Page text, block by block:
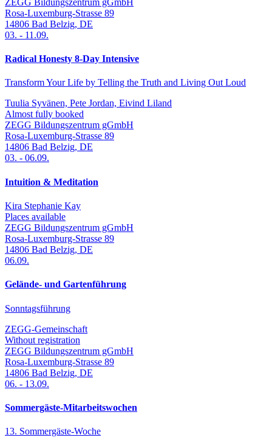
ZEGG Bildungszentrum gGmbH
Rosa-Luxemburg-Strasse 89
14806 Bad Belzig, DE
03. - 11.09.
Radical Honesty 8-Day Intensive
Transform Your Life by Telling the Truth and Living Out Loud
Tuulia Syvänen, Pete Jordan, Eivind Liland
Almost fully booked
ZEGG Bildungszentrum gGmbH
Rosa-Luxemburg-Strasse 89
14806 Bad Belzig, DE
03. - 06.09.
Intuition & Meditation
Kira Stephanie Kay
Places available
ZEGG Bildungszentrum gGmbH
Rosa-Luxemburg-Strasse 89
14806 Bad Belzig, DE
06.09.
Gelände- und Gartenführung
Sonntagsführung
ZEGG-Gemeinschaft
Without registration
ZEGG Bildungszentrum gGmbH
Rosa-Luxemburg-Strasse 89
14806 Bad Belzig, DE
06. - 13.09.
Sommergäste-Mitarbeitswochen
13. Sommergäste-Woche